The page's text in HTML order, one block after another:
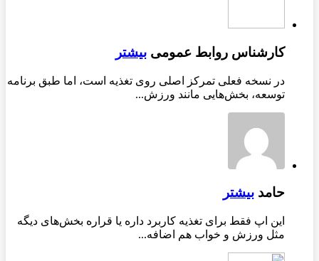
کارشناس روابط عمومی بیشتر
در نسخه فعلی تمرکز اصلی روی تغذیه است، اما طبق برنامه
توسعه، بخش‌هایی مانند ورزش...
حامد بیشتر
این اپ فقط برای تغذیه کاربرد داره یا قراره بخش‌های دیگه
مثل ورزش و خواب هم اضافه...